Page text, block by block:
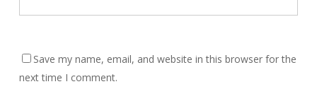
Save my name, email, and website in this browser for the
next time I comment.